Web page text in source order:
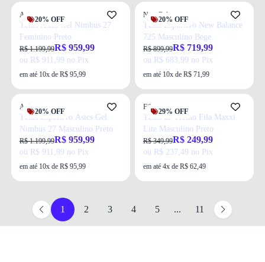
20% OFF
Asics
Tênis Asics Gel Nimbus 27
Feminino Preto
R$ 1.199,99R$ 959,99
ou R$ 911,99 no Pix
em até 10x de R$ 95,99
20% OFF
New Balance
Tênis Esportivo New Balance
725 Masculino Bege
R$ 899,99R$ 719,99
ou R$ 683,99 no Pix
em até 10x de R$ 71,99
20% OFF
Asics
Tênis Esportivo Asics Gel
Nimbus 27 Masculino Preto
R$ 1.199,99R$ 959,99
ou R$ 911,99 no Pix
em até 10x de R$ 95,99
29% OFF
Fila
Tênis de Treino Fila Maxxi
Lite Masculino Preto
R$ 349,99R$ 249,99
ou R$ 237,49 no Pix
em até 4x de R$ 62,49
1 2 3 4 5 ... 11